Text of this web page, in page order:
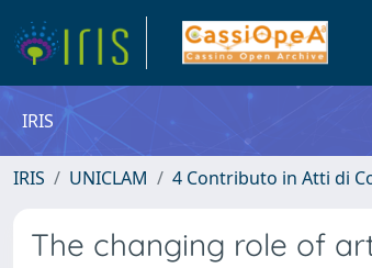
IRIS
IRIS UNICLAM 4 Contributo in Atti di
The changing role of